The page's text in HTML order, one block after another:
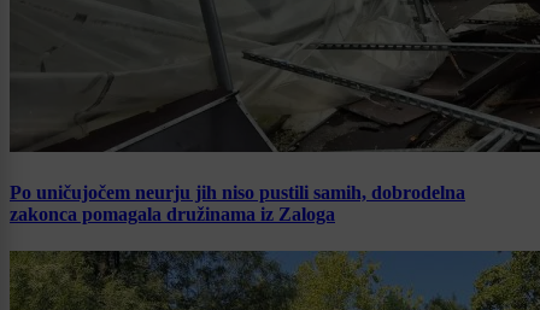
Po uničujočem neurju jih niso pustili samih, dobrodelna
zakonca pomagala družinama iz Zaloga